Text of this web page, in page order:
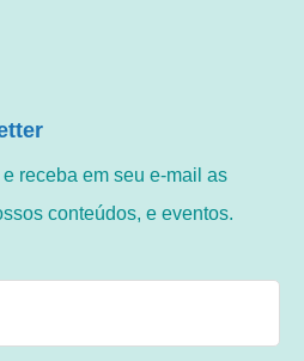
receba em seu e-mail as
conteúdos, e eventos.